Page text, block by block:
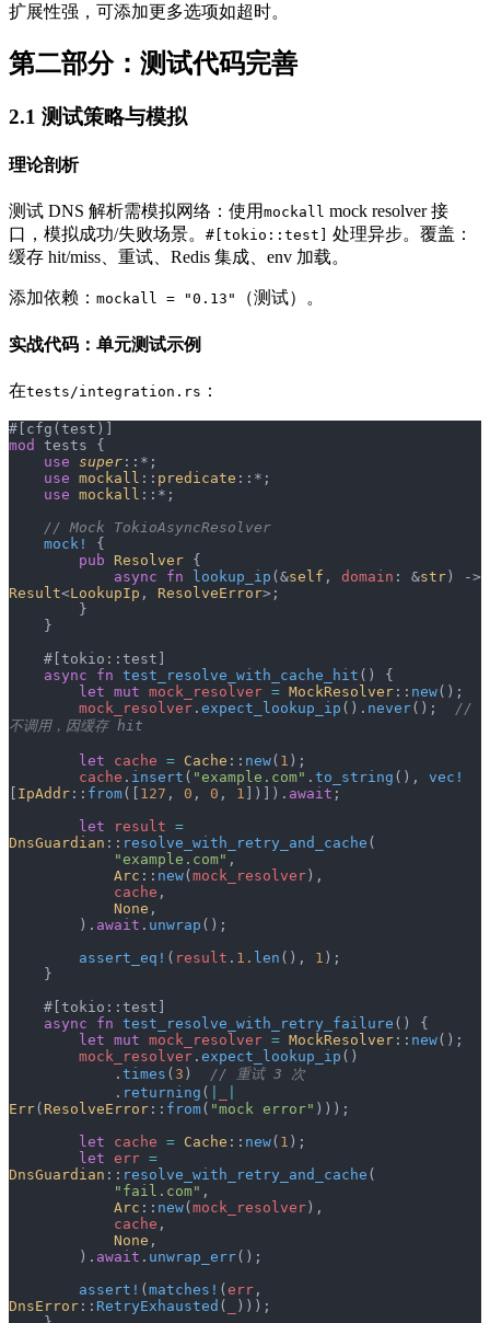
扩展性强，可添加更多选项如超时。
第二部分：测试代码完善
2.1 测试策略与模拟
理论剖析
测试 DNS 解析需模拟网络：使用 mockall mock resolver 接
口，模拟成功/失败场景。 #[tokio::test]
处理异步。覆盖：
缓存 hit/miss、重试、Redis 集成、env 加载。
添加依赖： mockall = "0.13" （测试）。
实战代码：单元测试示例
在tests/integration.rs ：
#[cfg(test)]
mod
tests {
    use
super ::*;
    use
mockall :: predicate ::*;
    use
mockall ::*;
    // Mock TokioAsyncResolver
    mock!
{
        pub
Resolver {
            async
fn lookup_ip (&self , domain : &str
Result<LookupIp , ResolveError>;
        }
    }
    #[tokio::test]
    async
fn test_resolve_with_cache_hit () {
        let
mut mock_resolver = MockResolver :: new();
        mock_resolver
. expect_lookup_ip (). never();
//
不调用，因缓存 hit
        let
cache = Cache :: new( 1 );
        cache
. insert ( "example.com" . to_string (), vec!
IpAddr :: from([ 127 , 0 , 0 , 1 ])]). await ;
        let
result =
DnsGuardian :: resolve_with_retry_and_cache (
            "example.com"
,
            Arc
:: new( mock_resolver ),
            cache
,
            None
,
        ).
await . unwrap ();
        assert_eq!
( result . 1. len (), 1 );
    }
    #[tokio::test]
    async
fn test_resolve_with_retry_failure () {
        let
mut mock_resolver = MockResolver :: new();
        mock_resolver
. expect_lookup_ip ()
            .
times ( 3 )
// 重试 3 次
            .
returning (
Err( ResolveError :: from( "mock error" )));
        let
cache = Cache :: new( 1 );
        let
err =
DnsGuardian :: resolve_with_retry_and_cache (
            "fail.com"
,
            Arc
:: new( mock_resolver ),
            cache
,
            None
,
        ).
await . unwrap_err();
        assert!
( matches! ( err
DnsError :: RetryExhausted (
)));